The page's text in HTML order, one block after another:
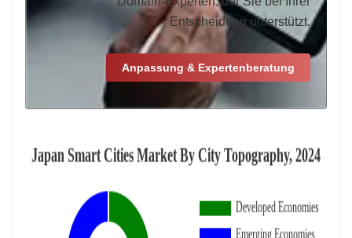
Entscheidung unterstützt.
Anpassung & Expertenberatung